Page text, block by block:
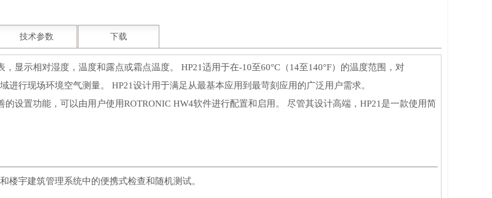
技术参数 下载
，显示相对湿度，温度和露点或霜点温度。 HP21适用于在-10至60°C（14至140°F）的温度范围，对
进行现场环境空气测量。 HP21设计用于满足从最基本应用到最苛刻应用的广泛用户需求。
的设置功能，可以由用户使用ROTRONIC HW4软件进行配置和启用。 尽管其设计高端，HP21是一款使用简
楼宇建筑管理系统中的便携式检查和随机测试。